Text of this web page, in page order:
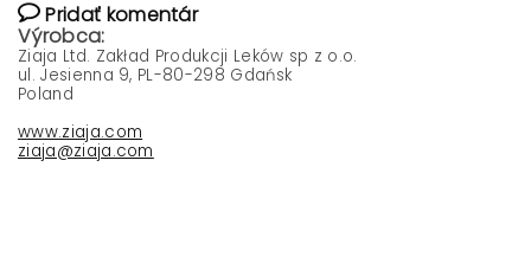
Pridať komentár
Výrobca:
Ziaja Ltd. Zakład Produkcji Leków sp z o.o.
ul. Jesienna 9, PL-80-298 Gdańsk
Poland
www.ziaja.com
ziaja@ziaja.com